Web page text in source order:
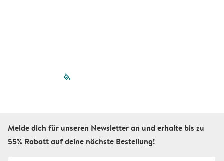
filled-pagination
Melde dich für unseren Newsletter an und erhalte bis zu
55% Rabatt auf deine nächste Bestellung!